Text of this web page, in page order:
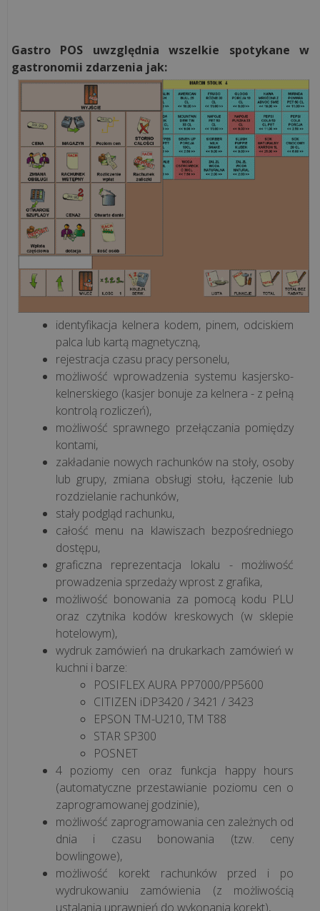
bezprzewodowe
Syscall
Mała
gastronomia
Mała
restauracja
Systemy
gastronomii
Rodzaje
gastronomii
Rozwiązania
hotelowe
płatniczy
Jednolity
Kontrolny
M/platform
OPROGRAMOWANIU
mechanizm
podzielonej
płatności
Gastro POS uwzględnia wszelkie spotykane w
gastronomii zdarzenia jak:
identyfikacja kelnera kodem, pinem, odciskiem
palca lub kartą magnetyczną,
rejestracja czasu pracy personelu,
możliwość wprowadzenia systemu kasjersko-
kelnerskiego (kasjer bonuje za kelnera - z pełną
kontrolą rozliczeń),
możliwość sprawnego przełączania pomiędzy
kontami,
zakładanie nowych rachunków na stoły, osoby
lub grupy, zmiana obsługi stołu, łączenie lub
rozdzielanie rachunków,
stały podgląd rachunku,
całość menu na klawiszach bezpośredniego
dostępu,
graficzna reprezentacja lokalu - możliwość
prowadzenia sprzedaży wprost z grafika,
możliwość bonowania za pomocą kodu PLU
oraz czytnika kodów kreskowych (w sklepie
hotelowym),
wydruk zamówień na drukarkach zamówień w
kuchni i barze:
POSIFLEX AURA PP7000/PP5600
CITIZEN iDP3420 / 3421 / 3423
EPSON TM-U210, TM T88
STAR SP300
POSNET
4 poziomy cen oraz funkcja happy hours
(automatyczne przestawianie poziomu cen o
zaprogramowanej godzinie),
możliwość zaprogramowania cen zależnych od
dnia i czasu bonowania (tzw. ceny
bowlingowe),
możliwość korekt rachunków przed i po
wydrukowaniu zamówienia (z możliwością
ustalania uprawnień do wykonania korekt),